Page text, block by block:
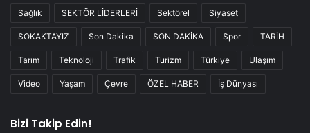
Sağlık SEKTÖR LİDERLERİ Sektörel Siyaset
SOKAKTAYIZ Son Dakika SON DAKİKA Spor TARİH
Tarım Teknoloji Trafik Turizm Türkiye Ulaşım
Video Yaşam Çevre ÖZEL HABER İş Dünyası
Bizi Takip Edin!